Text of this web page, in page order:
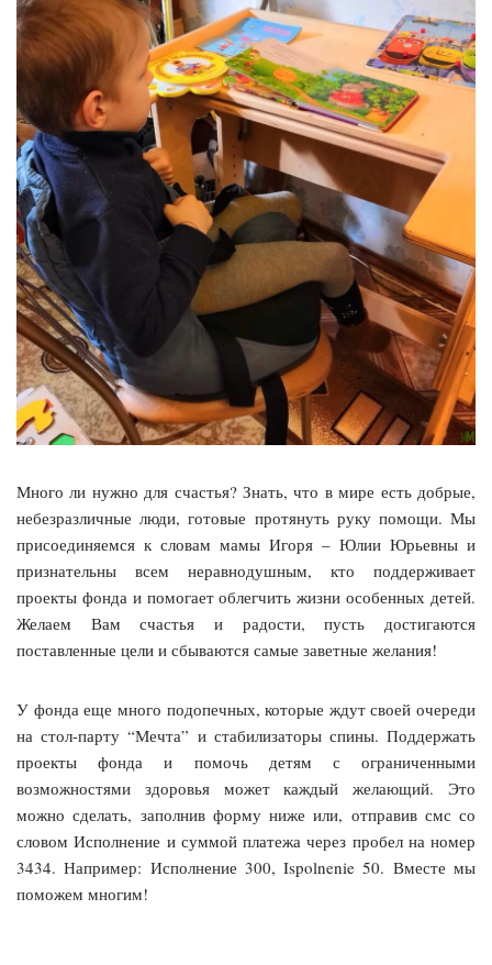
Много ли нужно для счастья? Знать, что в мире есть добрые,
небезразличные люди, готовые протянуть руку помощи. Мы
присоединяемся к словам мамы Игоря – Юлии Юрьевны и
признательны всем неравнодушным, кто поддерживает
проекты фонда и помогает облегчить жизни особенных детей.
Желаем Вам счастья и радости, пусть достигаются
поставленные цели и сбываются самые заветные желания!
У фонда еще много подопечных, которые ждут своей очереди
на стол-парту “Мечта” и стабилизаторы спины. Поддержать
проекты фонда и помочь детям с ограниченными
возможностями здоровья может каждый желающий. Это
можно сделать, заполнив форму ниже или, отправив смс со
словом Исполнение и суммой платежа через пробел на номер
3434. Например: Исполнение 300, Ispolnenie 50. Вместе мы
поможем многим!